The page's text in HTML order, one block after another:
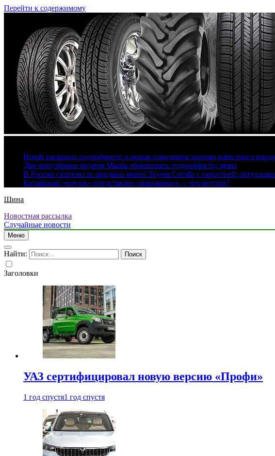
Перейти к содержимому
Honda раскрыла подробности о новом поколении хорошо известного
Две популярные модели Mazda обновились: подробности, цены
В России стартовали продажи новой Toyota Corolla с гарантией:
Китайский «крузак» представлен официально — что внутри?
Шина
Новостная рассылка
Случайные новости
Меню
Найти:
Заголовки
УАЗ сертифицировал новую версию «Профи»
1 год спустя1 год спустя